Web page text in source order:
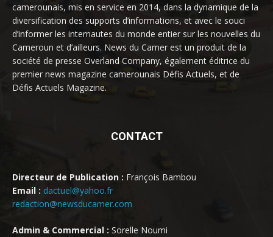
camerounais, mis en service en 2014, dans la dynamique de la
diversification des supports d’informations, et avec le souci
d’informer les internautes du monde entier sur les nouvelles du
Cameroun et d’ailleurs. News du Camer est un produit de la
société de presse Overland Company, également éditrice du
premier news magazine camerounais Défis Actuels, et de
Défis Actuels Magazine.
CONTACT
Directeur de Publication : François Bambou
Email : dactuel@yahoo.fr
redaction@newsducamer.com
Admin & Commercial : Sorelle Noumi